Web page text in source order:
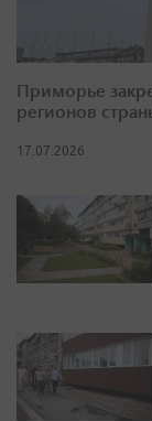
Приморье
регионов
17.07.2026